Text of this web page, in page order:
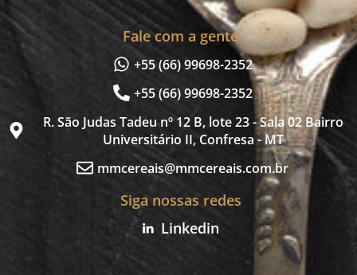
Fale com a gente
+55 (66) 99698-2352
+55 (66) 99698-2352
R. São Judas Tadeu nº 12 B, lote 23 - Sala 02 Bairro
Universitário II, Confresa - MT
mmcereais@mmcereais.com.br
Siga nossas redes
Linkedin